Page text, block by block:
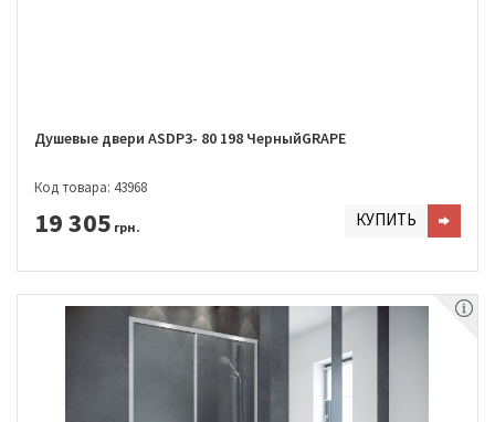
Душевые двери ASDP3- 80 198 ЧерныйGRAPE
Код товара: 43968
19 305 грн. КУПИТЬ